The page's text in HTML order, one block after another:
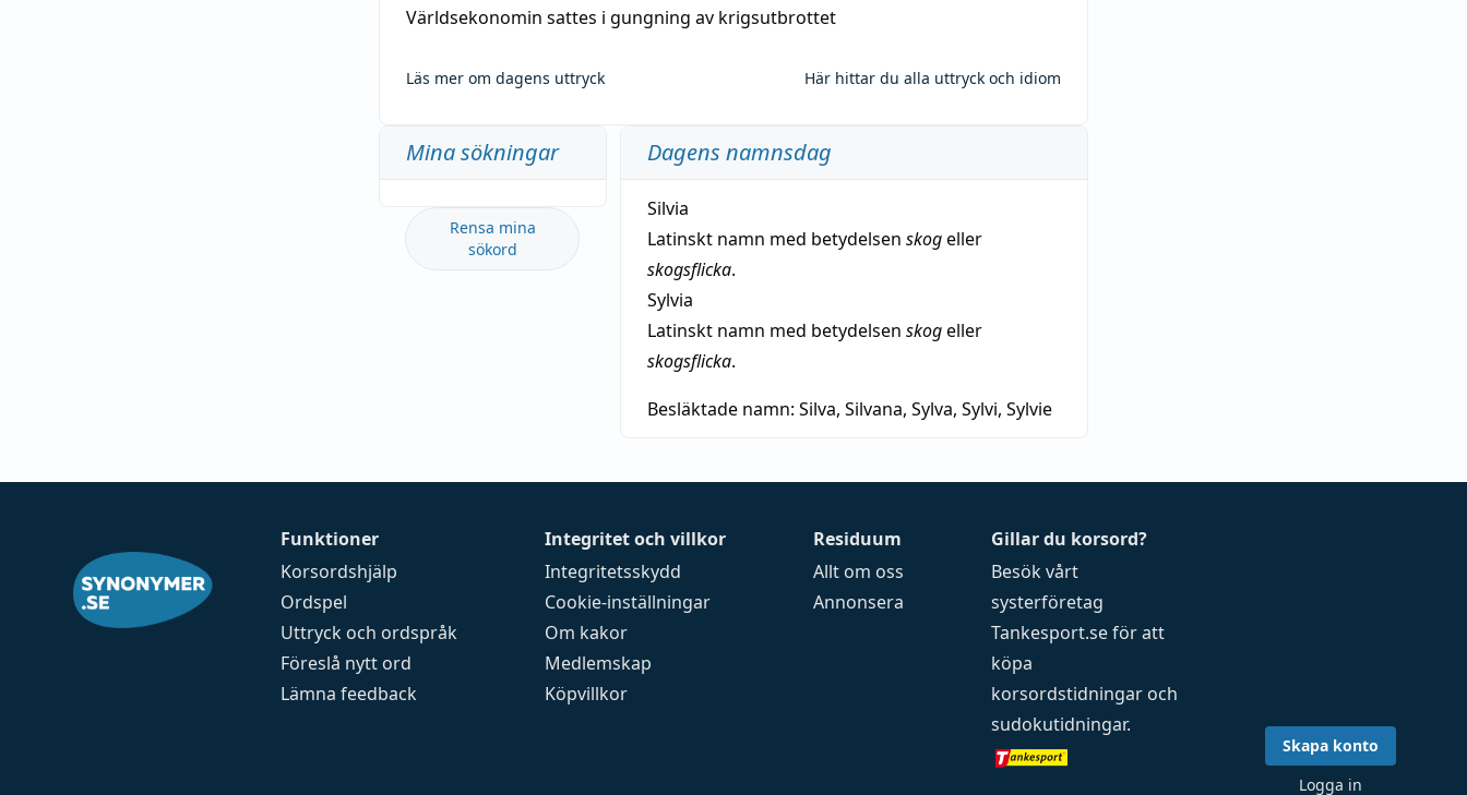
Världsekonomin sattes i gungning av krigsutbrottet
Läs mer om dagens uttryck Här hittar du alla uttryck och idiom
Mina sökningar
Rensa mina
sökord
Dagens namnsdag
Silvia
Latinskt namn med betydelsen skogeller
skogsflicka.
Sylvia
Latinskt namn med betydelsen skogeller
skogsflicka.
Besläktade namn: Silva, Silvana, Sylva, Sylvi, Sylvie
Funktioner
Korsordshjälp
Ordspel
Uttryck och ordspråk
Föreslå nytt ord
Lämna feedback
Integritet och villkor
Integritetsskydd
Cookie-inställningar
Om kakor
Medlemskap
Köpvillkor
Residuum
Allt om oss
Annonsera
Gillar du korsord?
Besök vårt
systerföretag
Tankesport.seför att
köpa
korsordstidningar och
sudokutidningar.
Skapa konto
Logga in